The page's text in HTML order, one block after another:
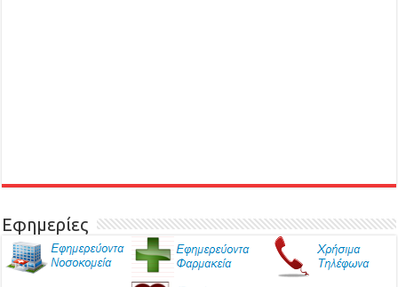
Εφημερίες